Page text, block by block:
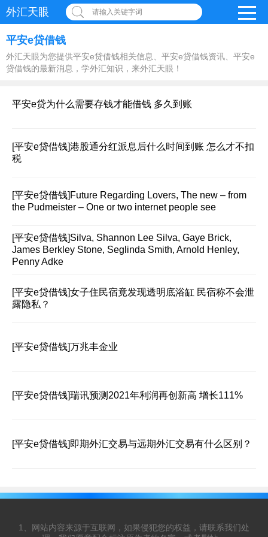
外汇天眼 请输入关键字词
平安e贷借钱
外汇天眼为您提供平安e贷借钱相关信息、平安e贷借钱资讯、平安e
贷借钱的最新消息，学外汇知识，来外汇天眼！
平安e贷为什么需要存钱才能借钱 多久到账
[平安e贷借钱]港股通分红派息后什么时间到账 怎么才不扣
税
[平安e贷借钱] Future Regarding Lovers, The new – from
the Pudmeister – One or two internet people see
[平安e贷借钱]Silva, Shannon Lee Silva, Gaye Brick,
James Berkley Stone, Seglinda Smith, Arnold Henley,
Penny Adke
[平安e贷借钱]女子住民宿竟发现透明底浴缸 民宿称不会泄
露隐私？
[平安e贷借钱]万兆丰金业
[平安e贷借钱]瑞讯预测2021年利润再创新高 增长111%
[平安e贷借钱] 即期外汇交易与远期外汇交易有什么区别？
1、网站内容来源于互联网，如果侵犯您的权益，请联系我们处